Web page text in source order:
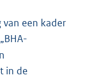
een kader
in de